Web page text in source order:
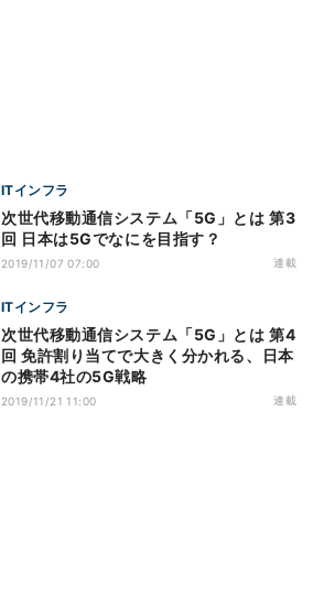
ITインフラ
次世代移動通信システム「5G」とは 第3
回 日本は5Gでなにを目指す？
2019/11/07 07:00 連載
ITインフラ
次世代移動通信システム「5G」とは 第4
回 免許割り当てで大きく分かれる、日本
の携帯4社の5G戦略
2019/11/21 11:00 連載